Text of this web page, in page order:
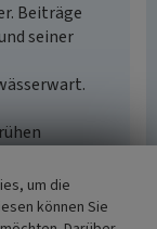
Beiträge
seiner
um die
können Sie